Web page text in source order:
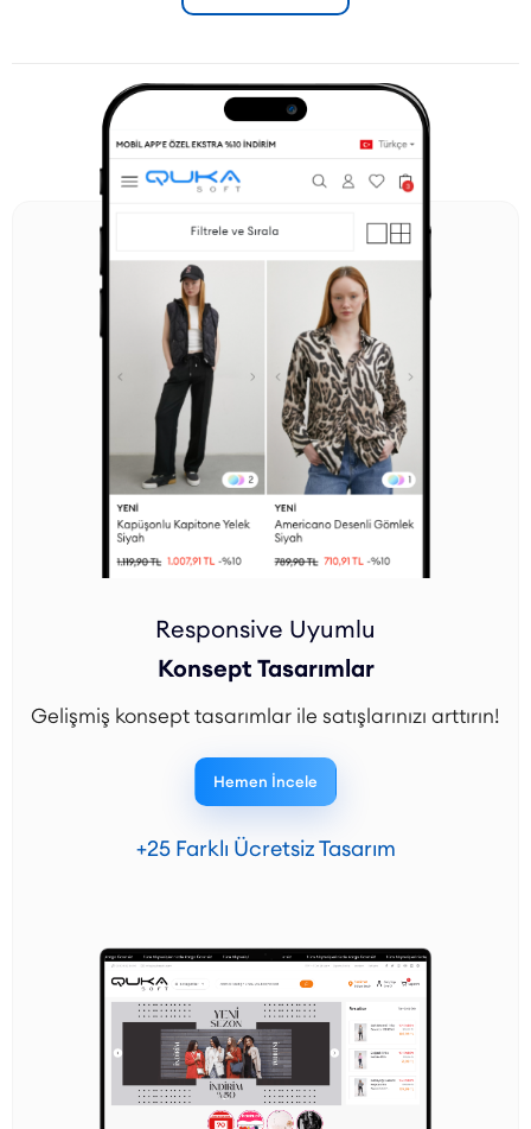
Responsive Uyumlu
Konsept Tasarımlar
Gelişmiş konsept tasarımlar ile satışlarınızı arttırın!
Hemen İncele
+25 Farklı Ücretsiz Tasarım